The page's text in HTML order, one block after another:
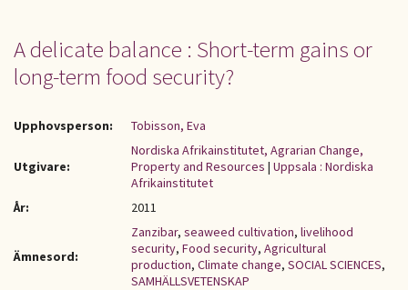
A delicate balance : Short-term gains or
long-term food security?
Upphovsperson: Tobisson, Eva
Utgivare:
Nordiska Afrikainstitutet, Agrarian Change,
Property and Resources | Uppsala : Nordiska
Afrikainstitutet
År:
2011
Ämnesord:
Zanzibar, seaweed cultivation, livelihood
security, Food security, Agricultural
production, Climate change, SOCIAL SCIENCES,
SAMHÄLLSVETENSKAP